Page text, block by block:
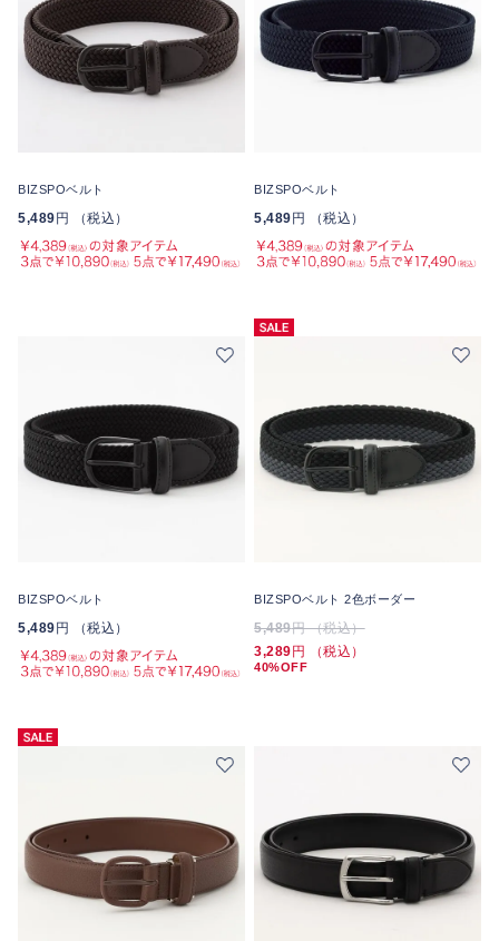
BIZSPOベルト
5,489 円 （税込）
BIZSPOベルト
5,489 円 （税込）
BIZSPOベルト
5,489 円 （税込）
BIZSPOベルト 2色ボーダー
5,489円 （税込）
3,289 円 （税込）
40%OFF